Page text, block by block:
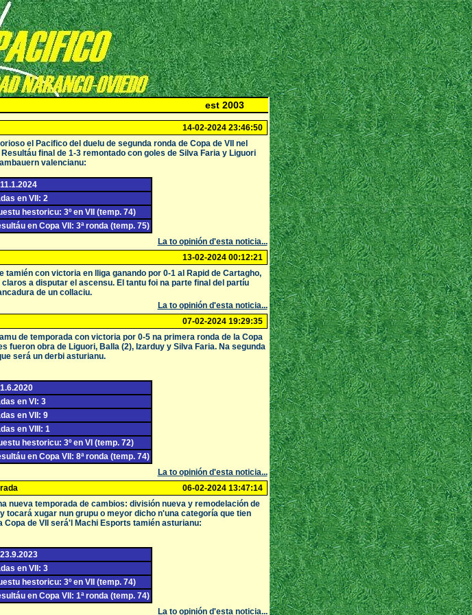
est 2003
14-02-2024 23:46:50
el Pacifico del duelu de segunda ronda de Copa de VII nel
final de 1-3 remontado con goles de Silva Faria y Liguori
valencianu:
en VII: 2
hestoricu: 3º en VII (temp. 74)
en Copa VII: 3ª ronda (temp. 75)
La to opinión d'esta noticia...
13-02-2024 00:12:21
tamién con victoria en lliga ganando por 0-1 al Rapid de Cartagho,
a disputar el ascensu. El tantu foi na parte final del partíu
de un collaciu.
La to opinión d'esta noticia...
07-02-2024 19:29:35
de temporada con victoria por 0-5 na primera ronda de la Copa
fueron obra de Liguori, Balla (2), Izarduy y Silva Faria. Na segunda
será un derbi asturianu.
en VI: 3
en VII: 9
en VIII: 1
hestoricu: 3º en VI (temp. 72)
en Copa VII: 8ª ronda (temp. 74)
La to opinión d'esta noticia...
06-02-2024 13:47:14
nueva temporada de cambios: división nueva y remodelación de
tocará xugar nun grupu o meyor dicho n'una categoría que tien
de VII será'l Machi Esports tamién asturianu:
en VII: 3
hestoricu: 3º en VII (temp. 74)
en Copa VII: 1ª ronda (temp. 74)
La to opinión d'esta noticia...